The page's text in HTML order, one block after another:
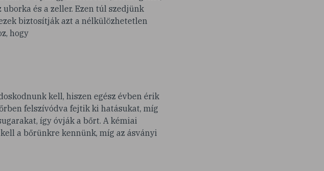
és a zeller. Ezen túl szedjünk
biztosítják azt a nélkülözhetetlen
hogy
kell, hiszen egész évben érik
felszívódva fejtik ki hatásukat, míg
így óvják a bőrt. A kémiai
a bőrünkre kennünk, míg az ásványi